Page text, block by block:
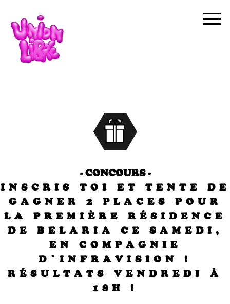
- CONCOURS -
INSCRIS TOI ET TENTE DE
GAGNER 2 PLACES POUR
LA PREMIÈRE RÉSIDENCE
DE BELARIA CE SAMEDI,
EN COMPAGNIE
D’INFRAVISION !
RÉSULTATS VENDREDI À
18H !